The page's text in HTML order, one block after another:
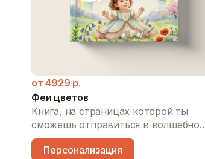
от4929 р.
Феи цветов
Книга, на страницах которой ты
сможешь отправиться в волшебное
путешествие на радугу,
познакомиться с феями всех
Персонализация